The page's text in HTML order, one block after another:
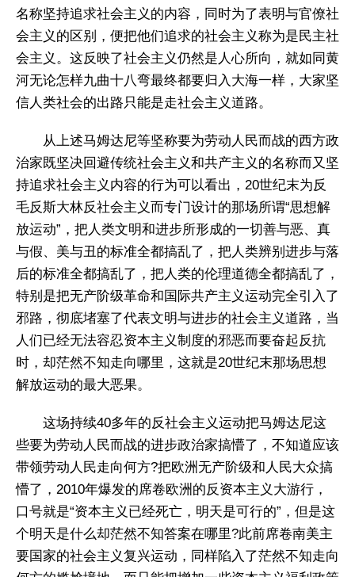
名称坚持追求社会主义的内容，同时为了表明与官僚社
会主义的区别，便把他们追求的社会主义称为是民主社
会主义。这反映了社会主义仍然是人心所向，就如同黄
河无论怎样九曲十八弯最终都要归入大海一样，大家坚
信人类社会的出路只能是走社会主义道路。
从上述马姆达尼等坚称要为劳动人民而战的西方政
治家既坚决回避传统社会主义和共产主义的名称而又坚
持追求社会主义内容的行为可以看出，20世纪末为反
毛反斯大林反社会主义而专门设计的那场所谓“思想解
放运动”，把人类文明和进步所形成的一切善与恶、真
与假、美与丑的标准全都搞乱了，把人类辨别进步与落
后的标准全都搞乱了，把人类的伦理道德全都搞乱了，
特别是把无产阶级革命和国际共产主义运动完全引入了
邪路，彻底堵塞了代表文明与进步的社会主义道路，当
人们已经无法容忍资本主义制度的邪恶而要奋起反抗
时，却茫然不知走向哪里，这就是20世纪末那场思想
解放运动的最大恶果。
这场持续40多年的反社会主义运动把马姆达尼这
些要为劳动人民而战的进步政治家搞懵了，不知道应该
带领劳动人民走向何方?把欧洲无产阶级和人民大众搞
懵了，2010年爆发的席卷欧洲的反资本主义大游行，
口号就是“资本主义已经死亡，明天是可行的”，但是这
个明天是什么却茫然不知答案在哪里?此前席卷南美主
要国家的社会主义复兴运动，同样陷入了茫然不知走向